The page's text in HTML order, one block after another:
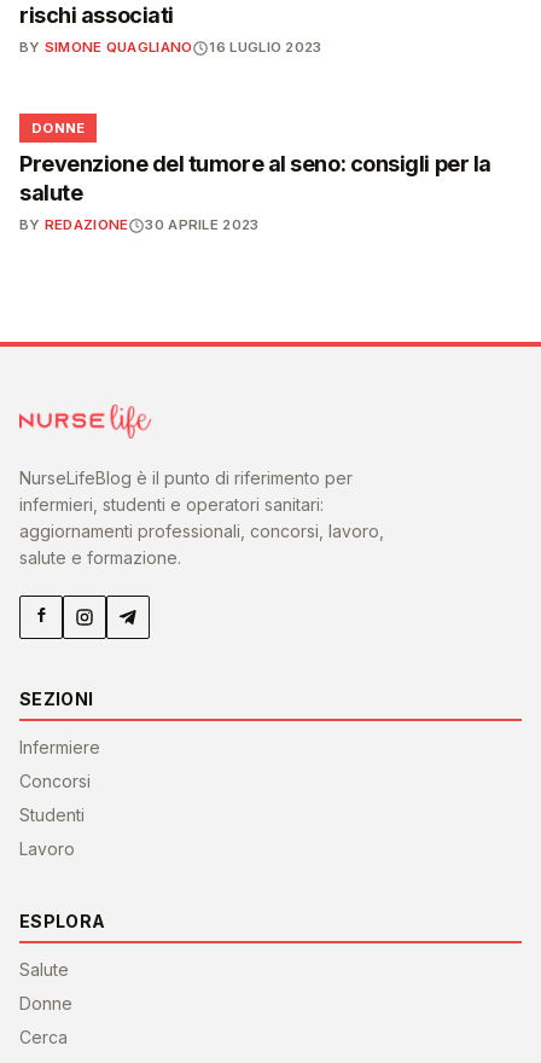
rischi associati
BY SIMONE QUAGLIANO 16 LUGLIO 2023
🌸
DONNE
Prevenzione del tumore al seno: consigli per la
salute
BY REDAZIONE 30 APRILE 2023
NurseLifeBlog è il punto di riferimento per
infermieri, studenti e operatori sanitari:
aggiornamenti professionali, concorsi, lavoro,
salute e formazione.
SEZIONI
Infermiere
Concorsi
Studenti
Lavoro
ESPLORA
Salute
Donne
Cerca